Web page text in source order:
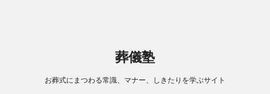
葬儀塾
お葬式にまつわる常識、マナー、しきたりを学ぶサイト